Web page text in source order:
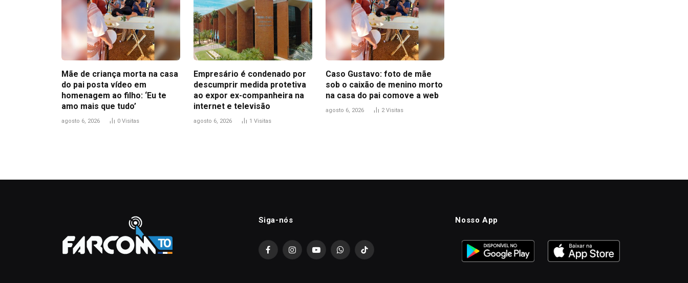
Mãe de criança morta na casa
do pai posta vídeo em
homenagem ao filho: ‘Eu te
amo mais que tudo’
agosto 6, 2026 0 Visitas
Empresário é condenado por
descumprir medida protetiva
ao expor ex-companheira na
internet e televisão
agosto 6, 2026 1 Visitas
Caso Gustavo: foto de mãe
sob o caixão de menino morto
na casa do pai comove a web
agosto 6, 2026 2Visitas
Siga-nós
FacebookInstagramYouTubeWhatsAppTikTok
Nosso App